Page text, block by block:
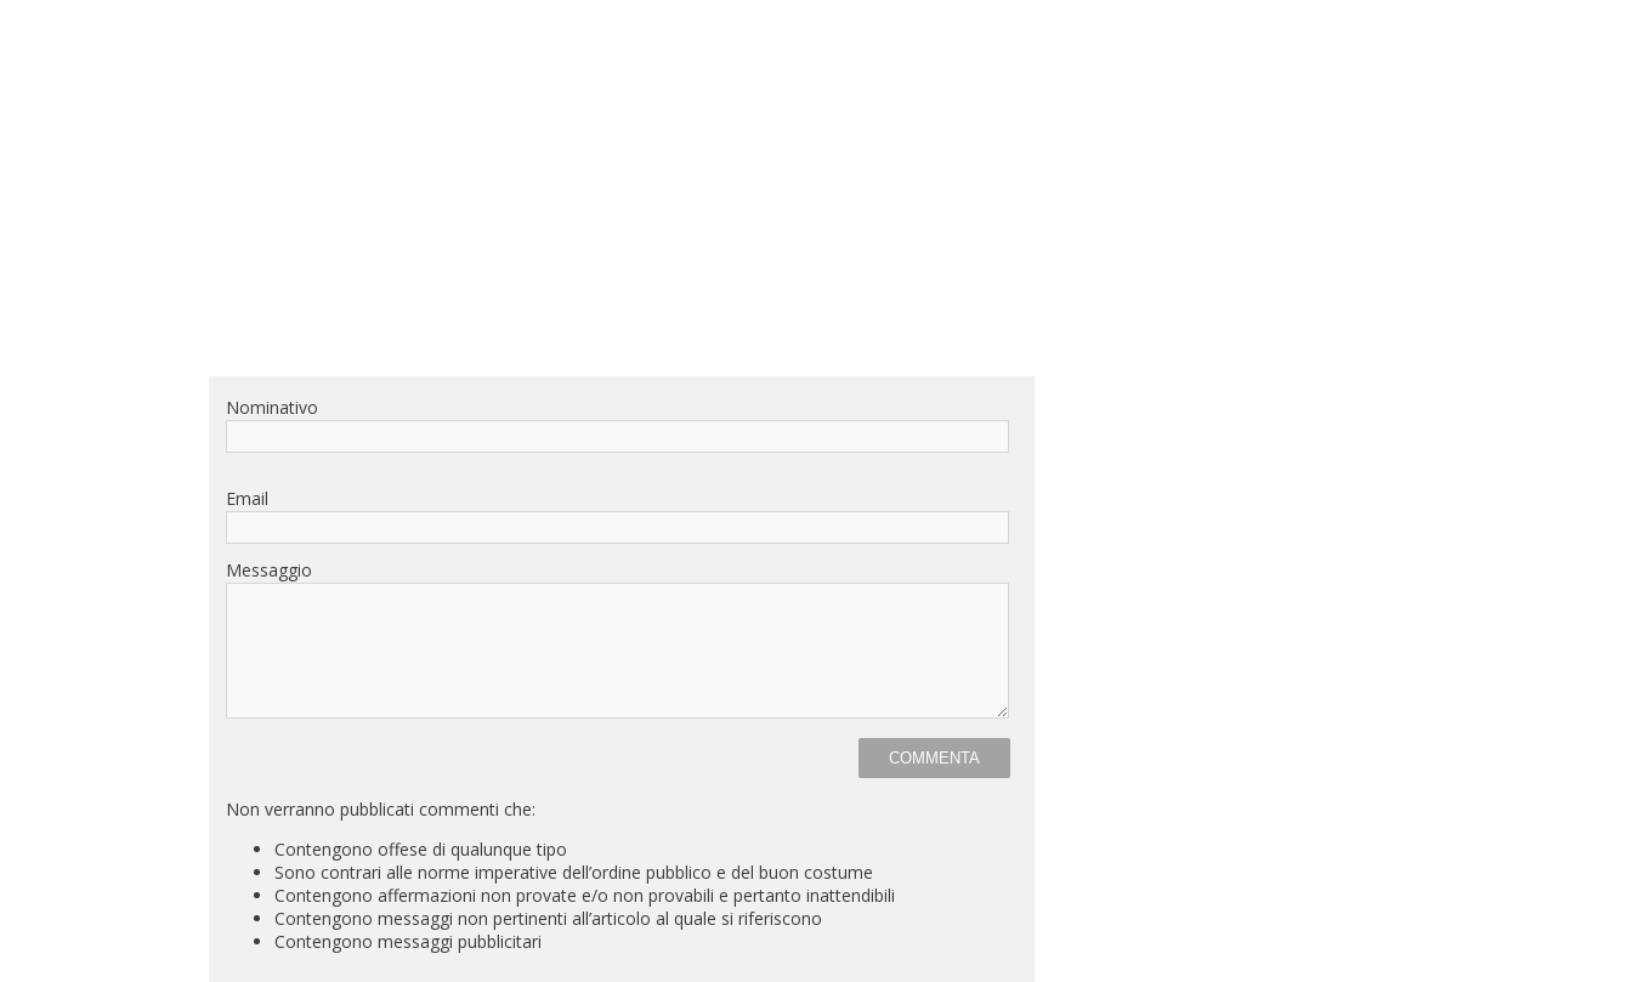
Nominativo
Email
Messaggio
Non verranno pubblicati commenti che:
Contengono offese di qualunque tipo
Sono contrari alle norme imperative dell’ordine pubblico e del buon costume
Contengono affermazioni non provate e/o non provabili e pertanto inattendibili
Contengono messaggi non pertinenti all’articolo al quale si riferiscono
Contengono messaggi pubblicitari